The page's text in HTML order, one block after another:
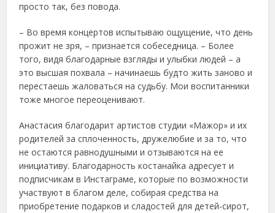
просто так, без повода.
– Во время концертов испытываю ощущение, что день
прожит не зря, – признается собеседница. – Более
того, видя благодарные взгляды и улыбки людей – а
это высшая похвала – начинаешь будто жить заново и
перестаешь жаловаться на судьбу. Мои воспитанники
тоже многое переоценивают.
Анастасия благодарит артистов студии «Мажор» и их
родителей за сплоченность, дружелюбие и за то, что
не остаются равнодушными и отзываются на ее
инициативу. Благодарность костанайка адресует и
подписчикам в Инстаграме, которые по возможности
участвуют в благом деле, собирая средства на
приобретение подарков и сладостей для детей-сирот,